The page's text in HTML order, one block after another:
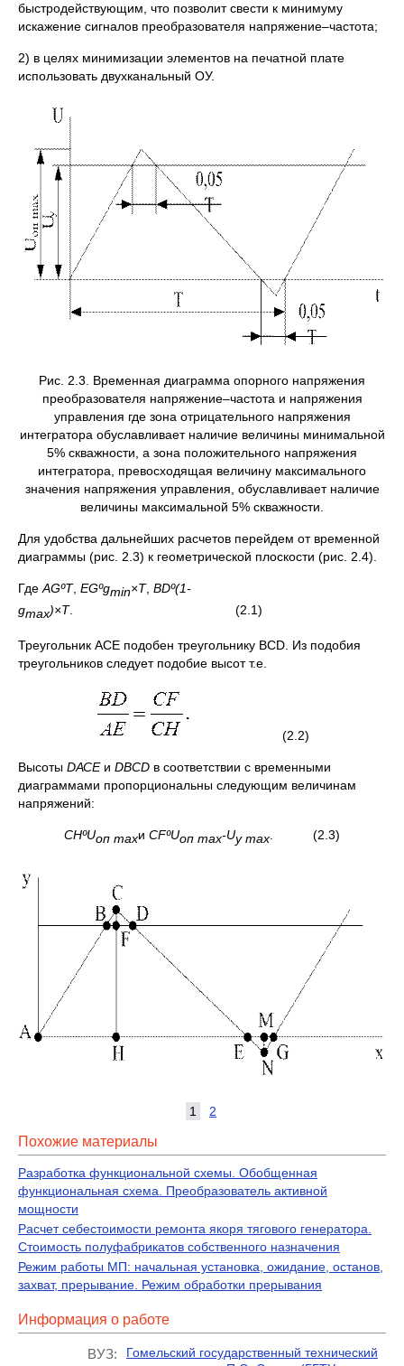
быстродействующим, что позволит свести к минимуму
искажение сигналов преобразователя напряжение–частота;
2) в целях минимизации элементов на печатной плате
использовать двухканальный ОУ.
Рис. 2.3. Временная диаграмма опорного напряжения
преобразователя напряжение–частота и напряжения
управления где зона отрицательного напряжения
интегратора обуславливает наличие величины минимальной
5% скважности, а зона положительного напряжения
интегратора, превосходящая величину максимального
значения напряжения управления, обуславливает наличие
величины максимальной 5% скважности.
Для удобства дальнейших расчетов перейдем от временной
диаграммы (рис. 2.3) к геометрической плоскости (рис. 2.4).
Где AGºT, EGºgmin×T, BDº(1-
gmax)×T. (2.1)
Треугольник АСЕ подобен треугольнику ВСD. Из подобия
треугольников следует подобие высот т.е.
(2.2)
Высоты DАСЕи DВCD в соответствии с временными
диаграммами пропорциональны следующим величинам
напряжений:
CHºUоп maxи CFºUоп max-Uуmax . (2.3)
1 2
Похожие материалы
Разработка функциональной схемы. Обобщенная
функциональная схема. Преобразователь активной
мощности
Расчет себестоимости ремонта якоря тягового генератора.
Стоимость полуфабрикатов собственного назначения
Режим работы МП: начальная установка, ожидание, останов,
захват, прерывание. Режим обработки прерывания
Информация о работе
ВУЗ:
Гомельский государственный технический